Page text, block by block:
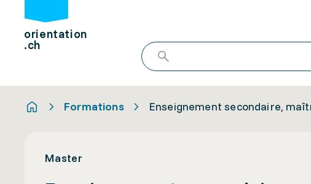
orientation
.ch
Formations Enseignement secondaire,
Master